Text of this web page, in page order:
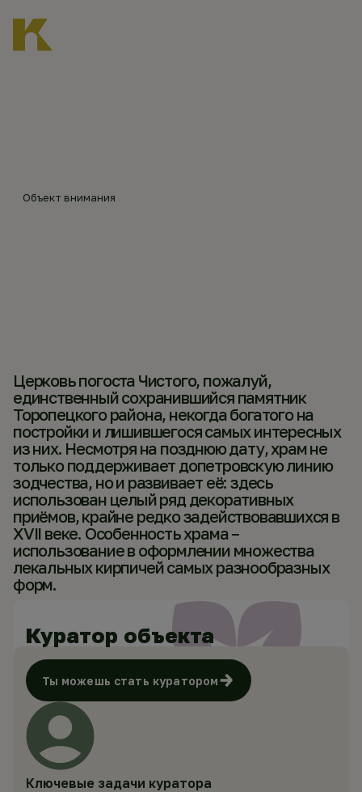
Объект внимания
Церковь погоста Чистого, пожалуй,
единственный сохранившийся памятник
Торопецкого района, некогда богатого на
постройки и лишившегося самых интересных
из них. Несмотря на позднюю дату, храм не
только поддерживает допетровскую линию
зодчества, но и развивает её: здесь
использован целый ряд декоративных
приёмов, крайне редко задействовавшихся в
XVII веке. Особенность храма –
использование в оформлении множества
лекальных кирпичей самых разнообразных
форм.
Куратор объекта
Ты можешь стать куратором
Ключевые задачи куратора